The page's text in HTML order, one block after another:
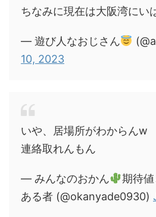
ちなみに現在は大阪湾にい
— 遊び人なおじさん
10, 2023
いや、居場所がわからんw
連絡取れんもん
— みんなのおかん
期待
ある者 (@okanyade0930)